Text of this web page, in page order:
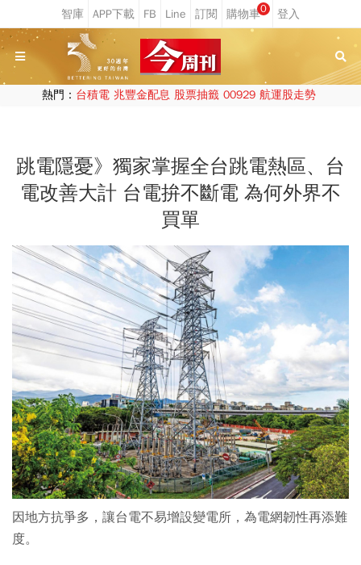
0
熱門： 台積電 兆豐金配息 股票抽籤 00929 航運股走勢
跳電隱憂》獨家掌握全台跳電熱區、台
電改善大計 台電拚不斷電 為何外界不
買單
因地方抗爭多，讓台電不易增設變電所，為電網韌性再添難
度。